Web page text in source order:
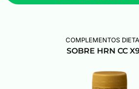
COMPLEMENTOS
SOBRE HRN CC